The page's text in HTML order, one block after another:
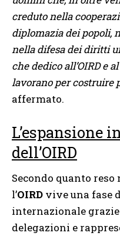
creduto nella
diplomazia dei popoli,
nella difesa dei diritti
che dedico all’OIRD e
lavorano per costruire
affermato.
L’espansione
dell’OIRD
Secondo quanto
l’OIRD vive una fase
internazionale
delegazioni e